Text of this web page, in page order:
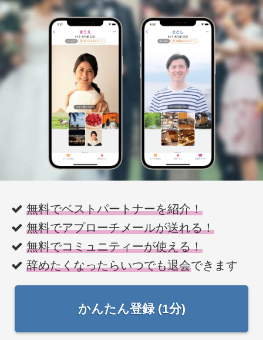
無料でベストパートナーを紹介！
無料でアプローチメールが送れる！
無料でコミュニティーが使える！
辞めたくなったらいつでも退会できます
かんたん登録 (1分)